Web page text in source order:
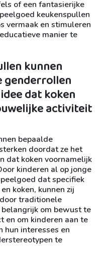
of een fantasierijke
keukenspullen
vermaak en stimuleren
manier te
kunnen
genderrollen
dat koken
activiteit
bepaalde
doordat ze het
dat koken voornamelijk
kinderen al op jonge
dat specifiek
koken, kunnen zij
traditionele
om bewust te
en om kinderen aan te
hun interesses en
te